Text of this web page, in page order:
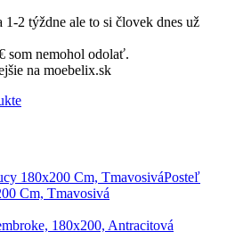
1-2 týždne ale to si človek dnes už
som nemohol odolať.
na moebelix.sk
Posteľ
Cm, Tmavosivá